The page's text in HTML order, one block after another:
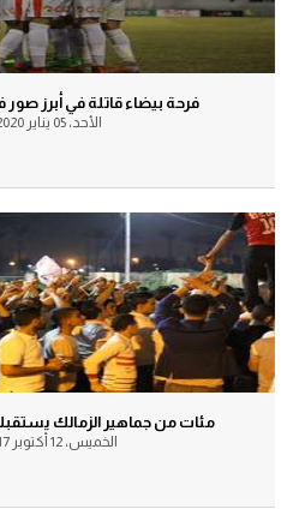
تحليل في الجول
كويز في الجولفرحة بيضاء قاتلة في أبرز صور
الأحد، 05 يناير 2020 - 18:10
مئات من جماهير الزمالك
الخميس، 12 أكتوبر 2017 - 22:24